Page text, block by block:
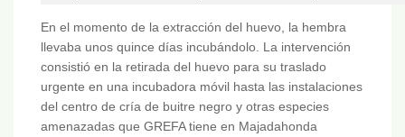
En el momento de la extracción del huevo, la hembra
llevaba unos quince días incubándolo. La intervención
consistió en la retirada del huevo para su traslado
urgente en una incubadora móvil hasta las instalaciones
del centro de cría de buitre negro y otras especies
amenazadas que GREFA tiene en Majadahonda